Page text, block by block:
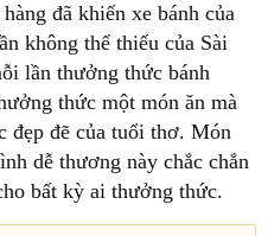
đã khiến xe bánh của
không thể thiếu của Sài
lần thưởng thức bánh
thức một món ăn mà
đẹp đẽ của tuổi thơ. Món
dễ thương này chắc chắn
bất kỳ ai thưởng thức.